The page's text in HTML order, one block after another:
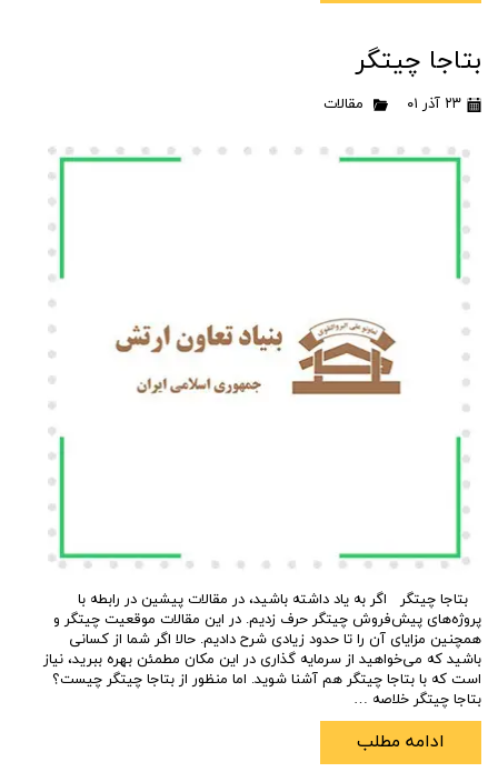
بتاجا چیتگر
۲۳ آذر ۰۱ مقالات
بتاجا چیتگر اگر به یاد داشته باشید، در مقالات پیشین در رابطه با
پروژه‌های پیش‌فروش چیتگر حرف زدیم. در این مقالات موقعیت چیتگر و
همچنین مزایای آن را تا حدود زیادی شرح دادیم. حالا اگر شما از کسانی
باشید که می‌خواهید از سرمایه گذاری در این مکان مطمئن بهره ببرید، نیاز
است که با بتاجا چیتگر هم آشنا شوید. اما منظور از بتاجا چیتگر چیست؟
بتاجا چیتگر خلاصه …
ادامه مطلب